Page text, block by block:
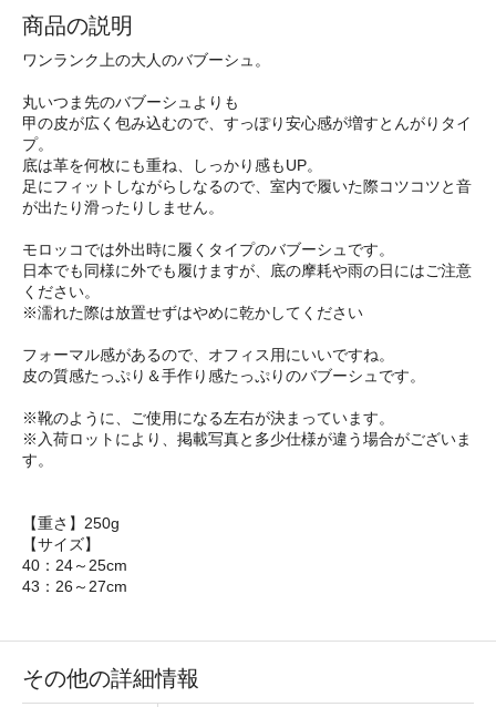
商品の説明
ワンランク上の大人のバブーシュ。
丸いつま先のバブーシュよりも
甲の皮が広く包み込むので、すっぽり安心感が増すとんがりタイ
プ。
底は革を何枚にも重ね、しっかり感もUP。
足にフィットしながらしなるので、室内で履いた際コツコツと音
が出たり滑ったりしません。
モロッコでは外出時に履くタイプのバブーシュです。
日本でも同様に外でも履けますが、底の摩耗や雨の日にはご注意
ください。
※濡れた際は放置せずはやめに乾かしてください
フォーマル感があるので、オフィス用にいいですね。
皮の質感たっぷり＆手作り感たっぷりのバブーシュです。
※靴のように、ご使用になる左右が決まっています。
※入荷ロットにより、掲載写真と多少仕様が違う場合がございま
す。
【重さ】250g
【サイズ】
40：24～25cm
43：26～27cm
その他の詳細情報